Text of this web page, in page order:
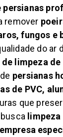
persianas
remover
fungos e
do ar
limpeza de
persianas
de PVC,
que
limpeza
empresa